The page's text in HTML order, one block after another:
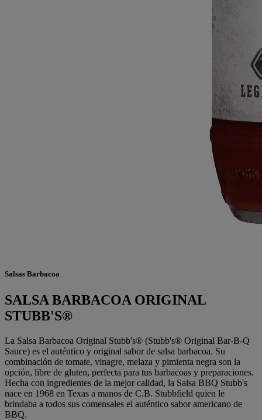
Salsas Barbacoa
SALSA BARBACOA ORIGINAL
STUBB'S®
La Salsa Barbacoa Original Stubb's® (Stubb's® Original Bar-B-Q
Sauce) es el auténtico y original sabor de salsa barbacoa. Su
combinación de tomate, vinagre, melaza y pimienta negra son la
opción, libre de gluten, perfecta para tus barbacoas y preparaciones.
Hecha con ingredientes de la mejor calidad, la Salsa BBQ Stubb's
nace en 1968 en Texas a manos de C.B. Stubbfield quien le
brindaba a todos sus comensales el auténtico sabor americano de
BBQ.